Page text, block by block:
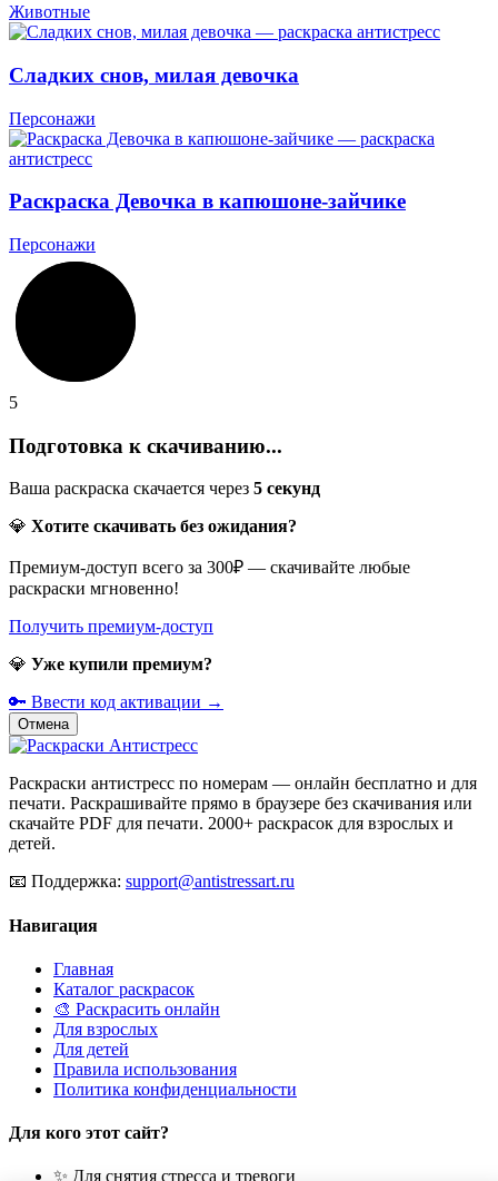
Животные
Сладких снов, милая девочка
Персонажи
Раскраска Девочка в капюшоне-зайчике
Персонажи
5
Подготовка к скачиванию...
Ваша раскраска скачается через 5 секунд
💎 Хотите скачивать без ожидания?
Премиум-доступ всего за 300₽ — скачивайте любые
раскраски мгновенно!
Получить премиум-доступ
💎 Уже купили премиум?
🔑 Ввести код активации →
Отмена
Раскраски антистресс по номерам — онлайн бесплатно и для
печати. Раскрашивайте прямо в браузере без скачивания или
скачайте PDF для печати. 2000+ раскрасок для взрослых и
детей.
📧 Поддержка: support@antistressart.ru
Навигация
Главная
Каталог раскрасок
🎨 Раскрасить онлайн
Для взрослых
Для детей
Правила использования
Политика конфиденциальности
Для кого этот сайт?
✨ Для снятия стресса и тревоги